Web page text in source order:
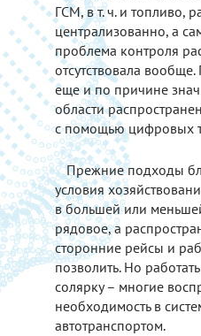
ГСМ, в т. ч. и топливо,
централизованно, а
проблема контроля
отсутствовала
еще и по причине
области
с помощью цифровых
Прежние подходы
условия
в большей или
рядовое, а
сторонние рейсы и
позволить. Но
солярку – многие
необходимость в
автотранспортом.